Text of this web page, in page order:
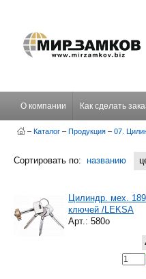
О компании Как сделать
– Каталог – Продукция – 07.
Сортировать по: названию
Цилиндр. мех.
ключей /LEKSA
Арт.: 580о